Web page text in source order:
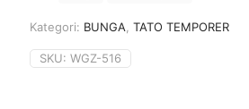
Kategori: BUNGA TATO TEMPORER
SKU: WGZ-516